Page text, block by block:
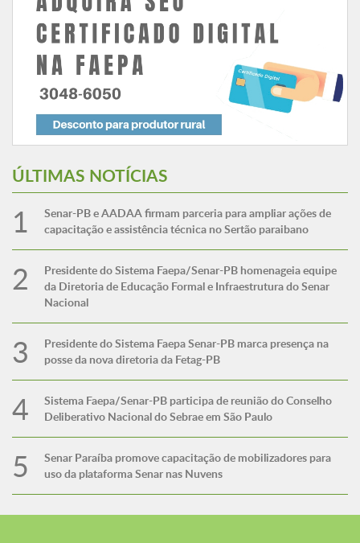
ÚLTIMAS NOTÍCIAS
Senar-PB e AADAA firmam parceria para ampliar ações de
capacitação e assistência técnica no Sertão paraibano
Presidente do Sistema Faepa/Senar-PB homenageia equipe
da Diretoria de Educação Formal e Infraestrutura do Senar
Nacional
Presidente do Sistema Faepa Senar-PB marca presença na
posse da nova diretoria da Fetag-PB
Sistema Faepa/Senar-PB participa de reunião do Conselho
Deliberativo Nacional do Sebrae em São Paulo
Senar Paraíba promove capacitação de mobilizadores para
uso da plataforma Senar nas Nuvens